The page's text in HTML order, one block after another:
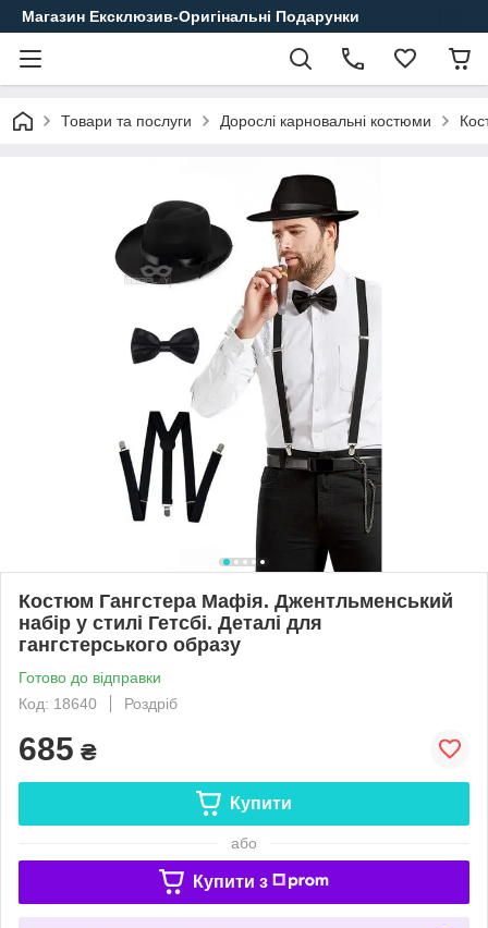
Магазин Ексклюзив-Оригінальні Подарунки
Товари та послуги Дорослі карновальні костюми
Костюм Гангстера Мафія. Джентльменський
набір у стилі Гетсбі. Деталі для
гангстерського образу
Готово до відправки
Код: 18640
Роздріб
685 ₴
Купити
або
Купити з